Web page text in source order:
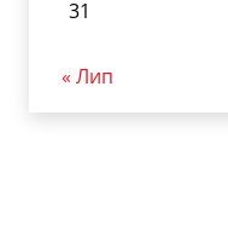
31
« Лип